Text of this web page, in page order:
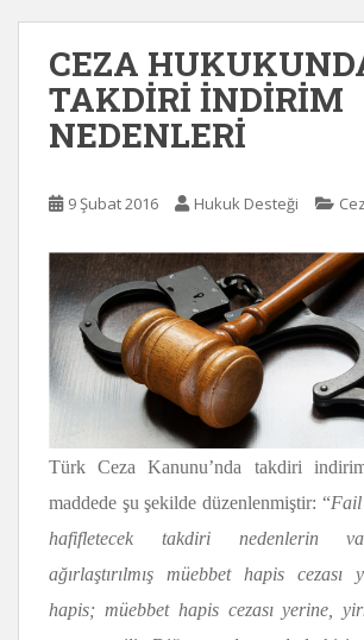
CEZA
TAKDİRİ İNDİRİM
NEDENLERİ
9 Şubat 2016 Hukuk Desteği
Türk Ceza Kanunu’nda takdiri
maddede şu şekilde düzenlenmiştir: “Fail
hafifletecek takdiri nedenlerin
ağırlaştırılmış müebbet hapis cezası
hapis; müebbet hapis cezası yerine,